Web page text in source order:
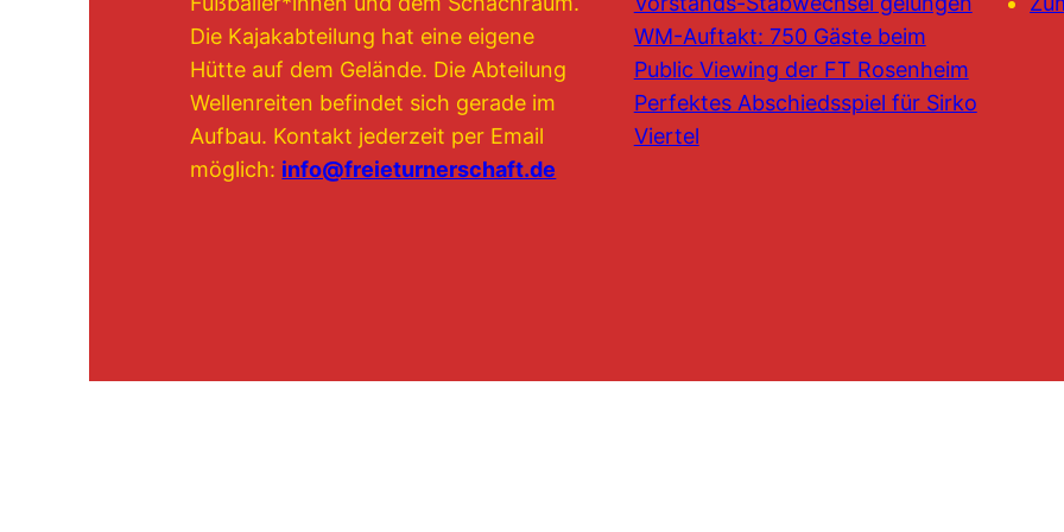
Die Kajakabteilung hat eine eigene
Hütte auf dem Gelände. Die Abteilung
Wellenreiten befindet sich gerade im
Aufbau. Kontakt jederzeit per Email
möglich: info@freieturnerschaft.de
WM-Auftakt: 750 Gäste beim
Public Viewing der FT Rosenheim
Perfektes Abschiedsspiel für Sirko
Viertel